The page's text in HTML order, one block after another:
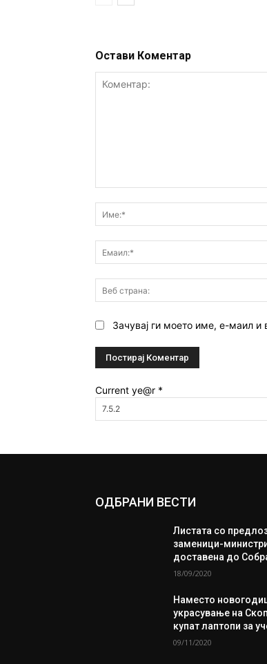
Остави Коментар
Зачувај ги моето име, е-маил и
Current ye@r *
ОДБРАНИ ВЕСТИ
Листата со
заменици-
доставена до
18/09/2020
Наместо
украсување на
купат лаптопи за
09/11/2020